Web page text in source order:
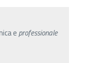
eprofessionale